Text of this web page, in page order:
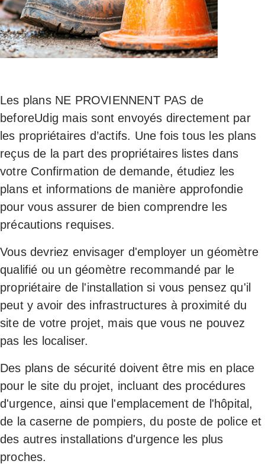
Les plans NE PROVIENNENT PAS de
beforeUdig mais sont envoyés directement par
les propriétaires d’actifs. Une fois tous les plans
reçus de la part des propriétaires listes dans
votre Confirmation de demande, étudiez les
plans et informations de manière approfondie
pour vous assurer de bien comprendre les
précautions requises.
Vous devriez envisager d'employer un géomètre
qualifié ou un géomètre recommandé par le
propriétaire de l'installation si vous pensez qu'il
peut y avoir des infrastructures à proximité du
site de votre projet, mais que vous ne pouvez
pas les localiser.
Des plans de sécurité doivent être mis en place
pour le site du projet, incluant des procédures
d'urgence, ainsi que l'emplacement de l'hôpital,
de la caserne de pompiers, du poste de police et
des autres installations d'urgence les plus
proches.